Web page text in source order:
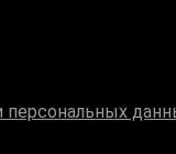
персональных